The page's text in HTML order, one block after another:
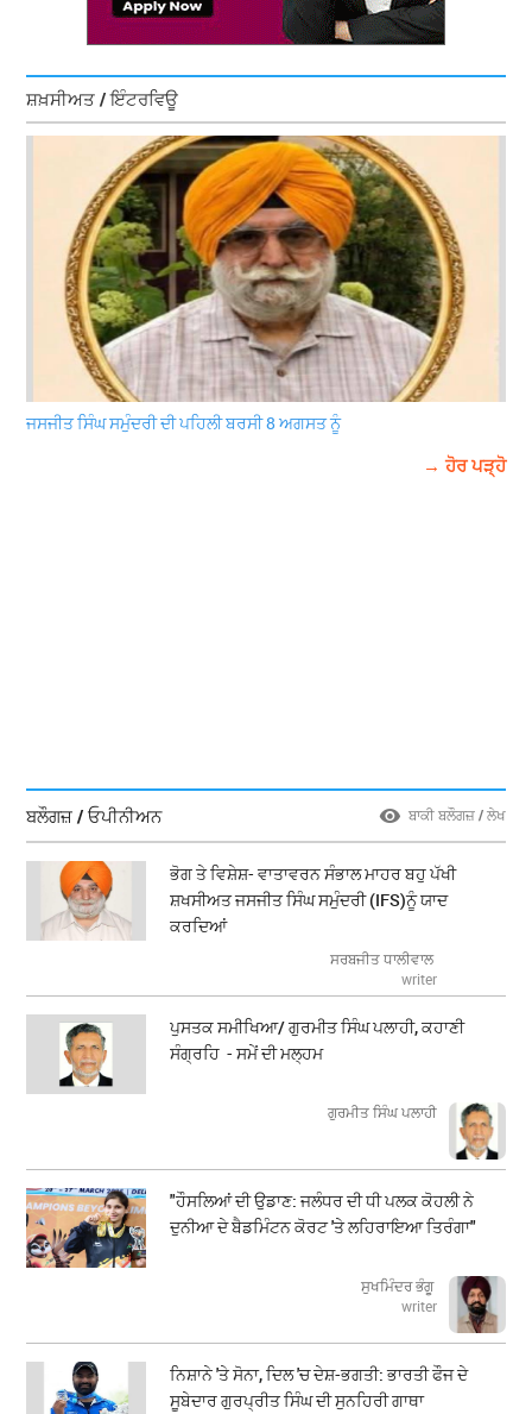
ਸ਼ਖ਼ਸੀਅਤ / ਇੰਟਰਵਿਊ
ਜਸਜੀਤ ਸਿੰਘ ਸਮੁੰਦਰੀ ਦੀ ਪਹਿਲੀ ਬਰਸੀ 8 ਅਗਸਤ ਨੂੰ
→ ਹੋਰ ਪੜ੍ਹੋ
ਬਲੌਗਜ਼ / ਓਪੀਨੀਅਨ ਬਾਕੀ ਬਲੌਗਜ਼ / ਲੇਖ
ਭੋਗ ਤੇ ਵਿਸ਼ੇਸ਼- ਵਾਤਾਵਰਨ ਸੰਭਾਲ ਮਾਹਰ ਬਹੁ ਪੱਖੀ
ਸ਼ਖਸੀਅਤ ਜਸਜੀਤ ਸਿੰਘ ਸਮੁੰਦਰੀ (IFS)ਨੂੰ ਯਾਦ
ਕਰਦਿਆਂ
ਸਰਬਜੀਤ ਧਾਲੀਵਾਲ
writer
ਪੁਸਤਕ ਸਮੀਖਿਆ/ ਗੁਰਮੀਤ ਸਿੰਘ ਪਲਾਹੀ, ਕਹਾਣੀ
ਸੰਗ੍ਰਹਿ - ਸਮੇਂ ਦੀ ਮਲ੍ਹਮ
ਗੁਰਮੀਤ ਸਿੰਘ ਪਲਾਹੀ
"ਹੌਸਲਿਆਂ ਦੀ ਉਡਾਣ: ਜਲੰਧਰ ਦੀ ਧੀ ਪਲਕ ਕੋਹਲੀ ਨੇ
ਦੁਨੀਆ ਦੇ ਬੈਡਮਿੰਟਨ ਕੋਰਟ 'ਤੇ ਲਹਿਰਾਇਆ ਤਿਰੰਗਾ"
ਸੁਖਮਿੰਦਰ ਭੰਗੂ
writer
ਨਿਸ਼ਾਨੇ 'ਤੇ ਸੋਨਾ, ਦਿਲ 'ਚ ਦੇਸ਼-ਭਗਤੀ: ਭਾਰਤੀ ਫੌਜ ਦੇ
ਸੂਬੇਦਾਰ ਗੁਰਪ੍ਰੀਤ ਸਿੰਘ ਦੀ ਸੁਨਹਿਰੀ ਗਾਥਾ